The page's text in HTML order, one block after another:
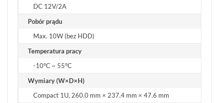
DC 12V/2A
Pobór prądu
Max. 10W (bez HDD)
Temperatura pracy
-10°C ~ 55°C
Wymiary (W×D×H)
Compact 1U, 260.0 mm × 237.4 mm × 47.6 mm